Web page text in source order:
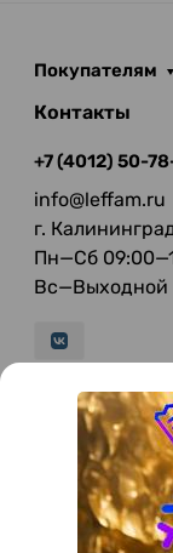
Покупателям
Контакты
+7 (4012) 50-
info@leffam.ru
г.
Пн—Сб
Вс—Выходной
© 2026
мягкой мебели
Получение и
соответствии с
"О персональных
Политикой